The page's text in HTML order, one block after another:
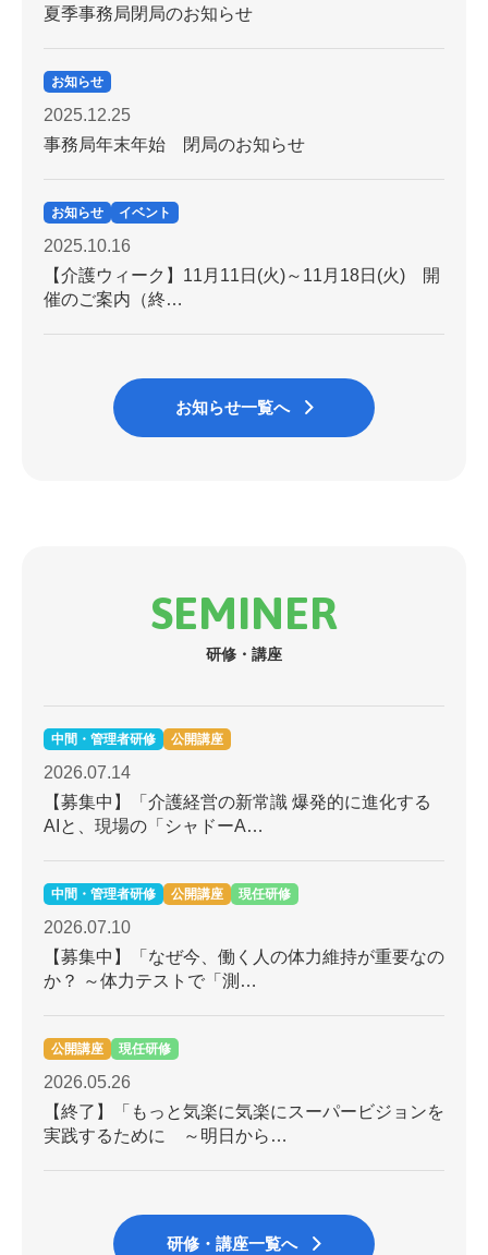
夏季事務局閉局のお知らせ
2025.12.25
お知らせ
事務局年末年始 閉局のお知らせ
2025.10.16
お知らせ イベント
【介護ウィーク】11月11日(火)～11月18日(火) 開
催のご案内（終…
お知らせ一覧へ
SEMINER
研修・講座
2026.07.14
中間・管理者研修 公開講座
【募集中】「介護経営の新常識 爆発的に進化する
AIと、現場の「シャドーA…
2026.07.10
中間・管理者研修 公開講座 現任研修
【募集中】「なぜ今、働く人の体力維持が重要なの
か？ ～体力テストで「測…
2026.05.26
公開講座 現任研修
【終了】「もっと気楽に気楽にスーパービジョンを
実践するために ～明日から…
研修・講座一覧へ